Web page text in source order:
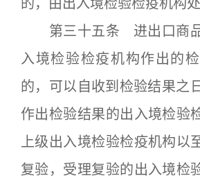
的，由出入境检验检疫机构处
第三十五条 进出口商品
入境检验检疫机构作出的
的，可以自收到检验结果之
作出检验结果的出入境检验
上级出入境检验检疫机构以
复验，受理复验的出入境检